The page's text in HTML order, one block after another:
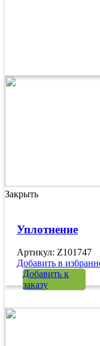
Закрыть
Уплотнение
Артикул: Z101747
Добавить в
Добавить к
заказу